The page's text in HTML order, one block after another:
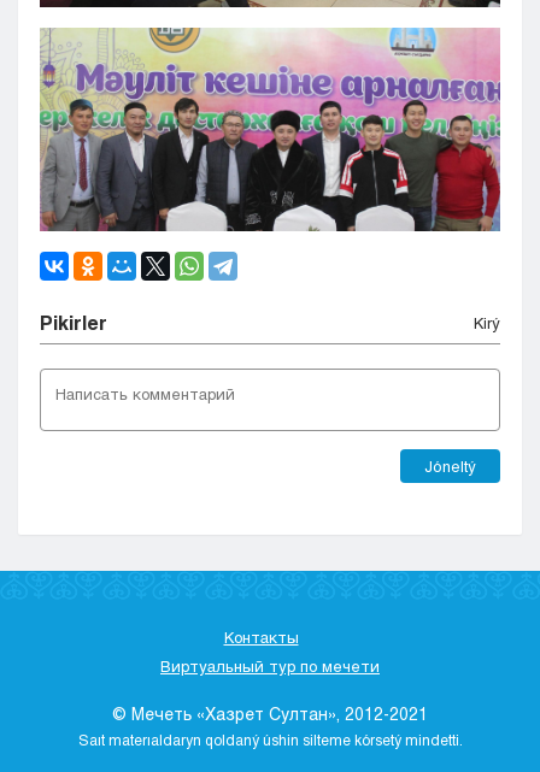
Pіkіrler Kіrý
Jóneltý
Контакты
Виртуальный тур по мечети
© Мечеть «Хазрет Султан», 2012-2021
Saıt materıaldaryn qoldaný úshіn sіlteme kórsetý mіndettі.